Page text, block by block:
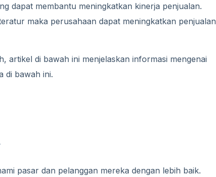
dapat membantu meningkatkan kinerja penjualan.
maka perusahaan dapat meningkatkan penjualan
artikel di bawah ini menjelaskan informasi mengenai
di bawah ini.
pasar dan pelanggan mereka dengan lebih baik.